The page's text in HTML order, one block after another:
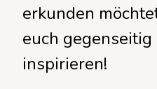
erkunden
euch
inspirieren!